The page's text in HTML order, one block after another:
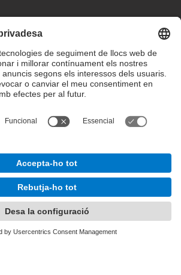
Configuració de privadesa
Condicions d’ús